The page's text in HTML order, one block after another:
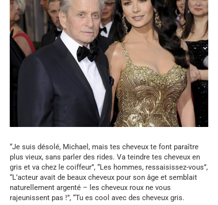
“Je suis désolé, Michael, mais tes cheveux te font paraître
plus vieux, sans parler des rides. Va teindre tes cheveux en
gris et va chez le coiffeur”, “Les hommes, ressaisissez-vous”,
“L’acteur avait de beaux cheveux pour son âge et semblait
naturellement argenté – les cheveux roux ne vous
rajeunissent pas !”, “Tu es cool avec des cheveux gris.